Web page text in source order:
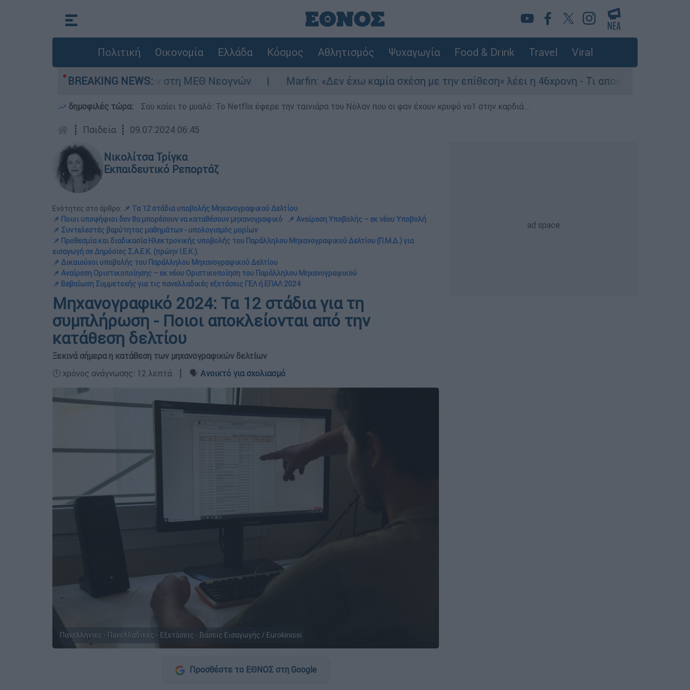
Πολιτική Οικονομία Ελλάδα Κόσμος Αθλητισμός Ψυχαγωγία Food & Drink Travel Viral
BREAKING NEWS:
ημερών - Νοσηλευόταν στη ΜΕΘ Νεογνών Marfin: «Δεν έχω καμία σχέση με την επίθεση» λέει η 46χρονη - Τι αποκάλυψε στους
δημοφιλές τώρα: Σου καίει το μυαλό: Το Netflix έφερε την ταινιάρα του Νόλαν που οι φαν έχουν κρυφό νο1 στην καρδιά...
┋ Παιδεία ┋ 09.07.2024 06:45
Νικολίτσα Τρίγκα
Εκπαιδευτικό Ρεπορτάζ
Ενότητες στο άρθρο: 📌 Τα 12 στάδια υποβολής Μηχανογραφικού Δελτίου
📌 Ποιοι υποψήφιοι δεν θα μπορέσουν να καταθέσουν μηχανογραφικό
📌 Αναίρεση Υποβολής – εκ νέου Υποβολή
📌 Συντελεστές βαρύτητας μαθημάτων - υπολογισμός μορίων
📌 Προθεσμία και διαδικασία Ηλεκτρονικής υποβολής του Παράλληλου Μηχανογραφικού Δελτίου (Π.Μ.Δ.) για
εισαγωγή σε Δημόσιες Σ.Α.Ε.Κ. (πρώην Ι.Ε.Κ.).
📌 Δικαιούχοι υποβολής του Παράλληλου Μηχανογραφικού Δελτίου
📌 Αναίρεση Οριστικοποίησης – εκ νέου Οριστικοποίηση του Παράλληλου Μηχανογραφικού
📌 Βεβαίωση Συμμετοχής για τις πανελλαδικές εξετάσεις ΓΕΛ ή ΕΠΑΛ 2024
Μηχανογραφικό 2024: Τα 12 στάδια για τη
συμπλήρωση - Ποιοι αποκλείονται από την
κατάθεση δελτίου
Ξεκινά σήμερα η κατάθεση των μηχανογραφικών δελτίων
🕛 χρόνος ανάγνωσης: 12 λεπτά ┋ 🗣️ Ανοικτό για σχολιασμό
Πανελλήνιες - Πανελλαδικές - Εξετάσεις - Βάσεις Εισαγωγής / Eurokinissi
Προσθέστε το ΕΘΝΟΣ στη Google